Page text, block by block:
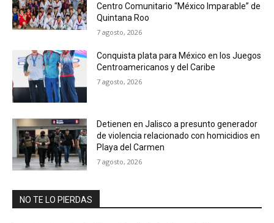
Centro Comunitario “México Imparable” de
Quintana Roo
7 agosto, 2026
Conquista plata para México en los Juegos
Centroamericanos y del Caribe
7 agosto, 2026
Detienen en Jalisco a presunto generador
de violencia relacionado con homicidios en
Playa del Carmen
7 agosto, 2026
NO TE LO PIERDAS